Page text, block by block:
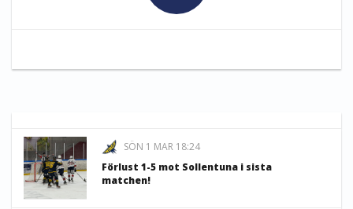
SÖN 1 MAR 18:24
Förlust 1-5 mot Sollentuna i sista
matchen!